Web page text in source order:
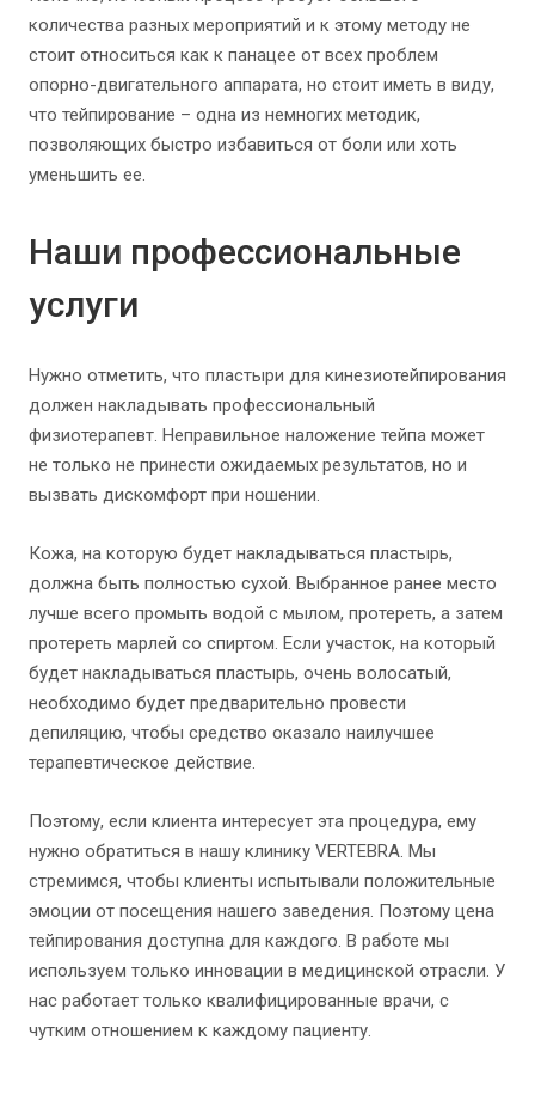
количества разных мероприятий и к этому методу не
стоит относиться как к панацее от всех проблем
опорно-двигательного аппарата, но стоит иметь в виду,
что тейпирование – одна из немногих методик,
позволяющих быстро избавиться от боли или хоть
уменьшить ее.
Наши профессиональные
услуги
Нужно отметить, что пластыри для кинезиотейпирования
должен накладывать профессиональный
физиотерапевт. Неправильное наложение тейпа может
не только не принести ожидаемых результатов, но и
вызвать дискомфорт при ношении.
Кожа, на которую будет накладываться пластырь,
должна быть полностью сухой. Выбранное ранее место
лучше всего промыть водой с мылом, протереть, а затем
протереть марлей со спиртом. Если участок, на который
будет накладываться пластырь, очень волосатый,
необходимо будет предварительно провести
депиляцию, чтобы средство оказало наилучшее
терапевтическое действие.
Поэтому, если клиента интересует эта процедура, ему
нужно обратиться в нашу клинику VERTEBRA. Мы
стремимся, чтобы клиенты испытывали положительные
эмоции от посещения нашего заведения. Поэтому цена
тейпирования доступна для каждого. В работе мы
используем только инновации в медицинской отрасли. У
нас работает только квалифицированные врачи, с
чутким отношением к каждому пациенту.